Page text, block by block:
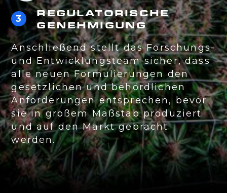
3
REGULATORISCHE
GENEHMIGUNG
Anschließend stellt das Forschungs-
und Entwicklungsteam sicher, dass
alle neuen Formulierungen den
gesetzlichen und behördlichen
Anforderungen entsprechen, bevor
sie in großem Maßstab produziert
und auf den Markt gebracht
werden.